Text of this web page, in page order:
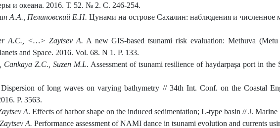
и океана. 2016. Т. 52. № 2. С. 246-254.
А.А., Пелиновский Е.Н. Цунами на острове Сахалин: наблюдения и
A.C., <…> Zaytsev A. A new GIS-based tsunami risk evaluation: Methuva
and Space. 2016. Vol. 68. N 1. P. 133.
Cankaya Z.C., Suzen M.L. Assessment of tsunami resilience of haydarpaşa port in
Dispersion of long waves on varying bathymetry // 34th Int. Conf. on the Coastal
P. 3563.
A. Effects of harbor shape on the induced sedimentation; L-type basin // J.
A. Performance assessment of NAMI dance in tsunami evolution and currents